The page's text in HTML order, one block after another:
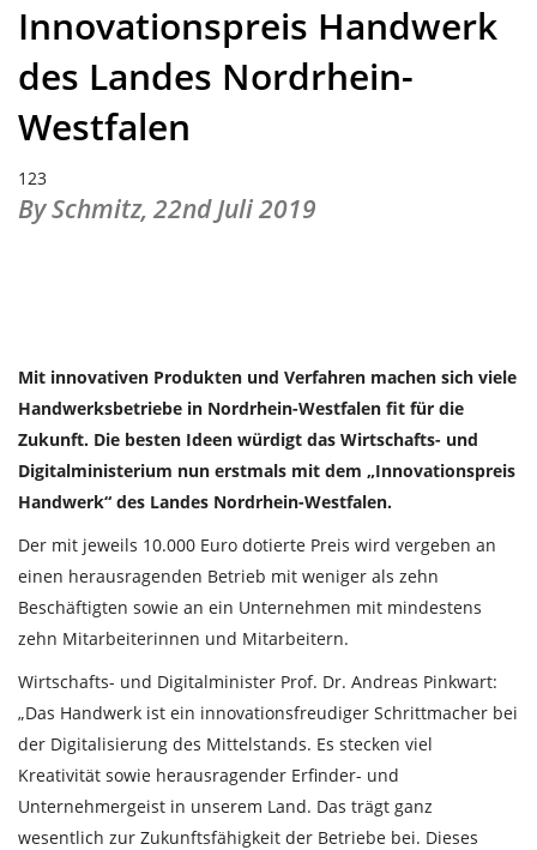
Innovationspreis Handwerk
des Landes Nordrhein-
Westfalen
123
By Schmitz, 22nd Juli 2019
Mit innovativen Produkten und Verfahren machen sich viele
Handwerksbetriebe in Nordrhein-Westfalen fit für die
Zukunft. Die besten Ideen würdigt das Wirtschafts- und
Digitalministerium nun erstmals mit dem „Innovationspreis
Handwerk“ des Landes Nordrhein-Westfalen.
Der mit jeweils 10.000 Euro dotierte Preis wird vergeben an
einen herausragenden Betrieb mit weniger als zehn
Beschäftigten sowie an ein Unternehmen mit mindestens
zehn Mitarbeiterinnen und Mitarbeitern.
Wirtschafts- und Digitalminister Prof. Dr. Andreas Pinkwart:
„Das Handwerk ist ein innovationsfreudiger Schrittmacher bei
der Digitalisierung des Mittelstands. Es stecken viel
Kreativität sowie herausragender Erfinder- und
Unternehmergeist in unserem Land. Das trägt ganz
wesentlich zur Zukunftsfähigkeit der Betriebe bei. Dieses